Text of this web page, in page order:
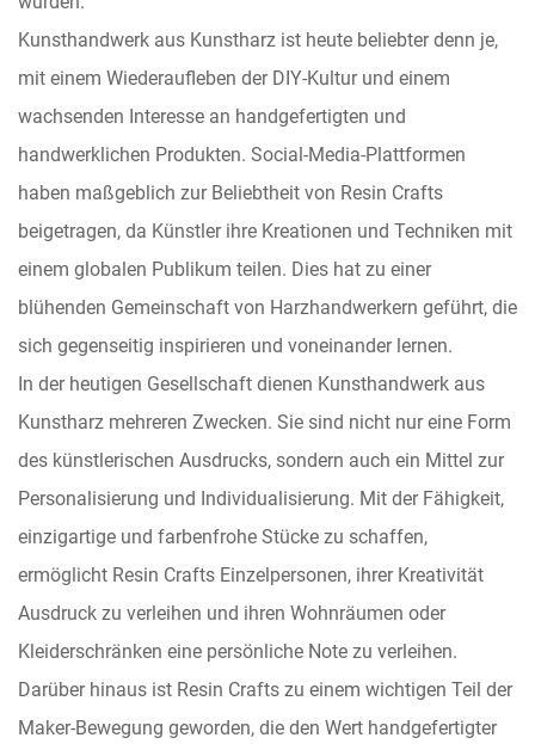
Kunsthandwerk aus Kunstharz ist heute beliebter denn je,
mit einem Wiederaufleben der DIY-Kultur und einem
wachsenden Interesse an handgefertigten und
handwerklichen Produkten. Social-Media-Plattformen
haben maßgeblich zur Beliebtheit von Resin Crafts
beigetragen, da Künstler ihre Kreationen und Techniken mit
einem globalen Publikum teilen. Dies hat zu einer
blühenden Gemeinschaft von Harzhandwerkern geführt, die
sich gegenseitig inspirieren und voneinander lernen.
In der heutigen Gesellschaft dienen Kunsthandwerk aus
Kunstharz mehreren Zwecken. Sie sind nicht nur eine Form
des künstlerischen Ausdrucks, sondern auch ein Mittel zur
Personalisierung und Individualisierung. Mit der Fähigkeit,
einzigartige und farbenfrohe Stücke zu schaffen,
ermöglicht Resin Crafts Einzelpersonen, ihrer Kreativität
Ausdruck zu verleihen und ihren Wohnräumen oder
Kleiderschränken eine persönliche Note zu verleihen.
Darüber hinaus ist Resin Crafts zu einem wichtigen Teil der
Maker-Bewegung geworden, die den Wert handgefertigter